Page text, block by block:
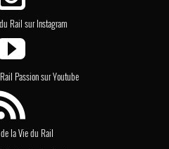
Rail sur Instagram
Passion sur Youtube
la Vie du Rail